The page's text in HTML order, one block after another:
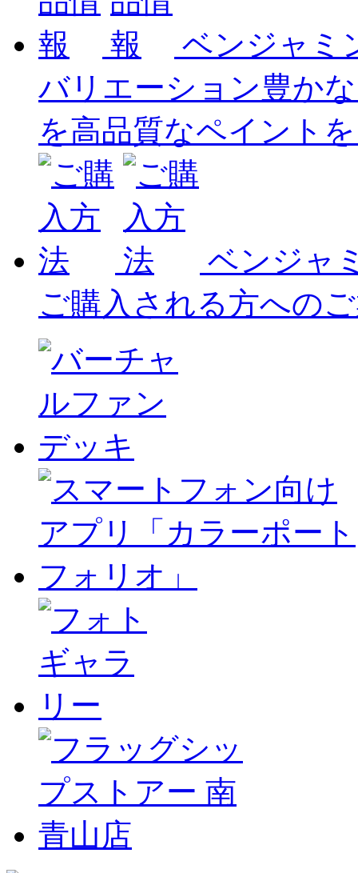
ベンジャミ
バリエーション豊か
を高品質なペイント
ベンジャ
ご購入される方への